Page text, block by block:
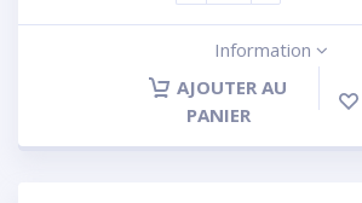
Information
AJOUTER AU
PANIER